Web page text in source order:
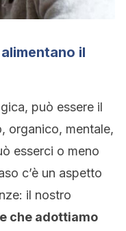
il
può essere il
organico, mentale,
esserci o meno
c’è un aspetto
il nostro
che adottiamo